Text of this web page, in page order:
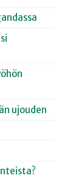
ujouden